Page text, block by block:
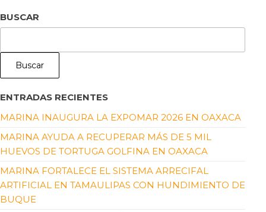
BUSCAR
Buscar
ENTRADAS RECIENTES
MARINA INAUGURA LA EXPOMAR 2026 EN OAXACA
MARINA AYUDA A RECUPERAR MÁS DE 5 MIL
HUEVOS DE TORTUGA GOLFINA EN OAXACA
MARINA FORTALECE EL SISTEMA ARRECIFAL
ARTIFICIAL EN TAMAULIPAS CON HUNDIMIENTO DE
BUQUE